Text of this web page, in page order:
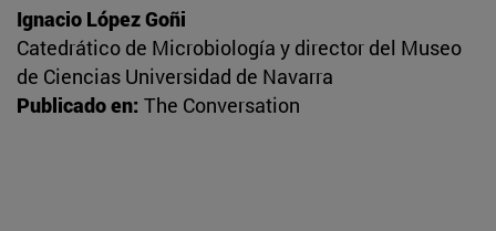
Ignacio López Goñi
Catedrático de Microbiología y director del Museo
de Ciencias Universidad de Navarra
Publicado en: The Conversation